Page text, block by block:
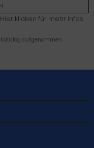
klicken für mehr Infos
Katalog aufgenommen.